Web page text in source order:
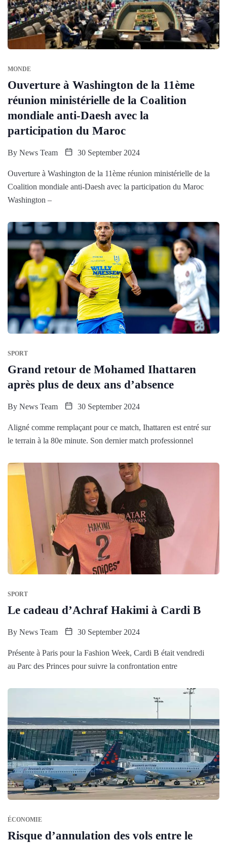
MONDE
Ouverture à Washington de la 11ème
réunion ministérielle de la Coalition
mondiale anti-Daesh avec la
participation du Maroc
By News Team 30 September 2024
Ouverture à Washington de la 11ème réunion ministérielle de la
Coalition mondiale anti-Daesh avec la participation du Maroc
Washington –
SPORT
Grand retour de Mohamed Ihattaren
après plus de deux ans d’absence
By News Team 30 September 2024
Aligné comme remplaçant pour ce match, Ihattaren est entré sur
le terrain à la 80e minute. Son dernier match professionnel
SPORT
Le cadeau d’Achraf Hakimi à Cardi B
By News Team 30 September 2024
Présente à Paris pour la Fashion Week, Cardi B était vendredi
au Parc des Princes pour suivre la confrontation entre
ÉCONOMIE
Risque d’annulation des vols entre le